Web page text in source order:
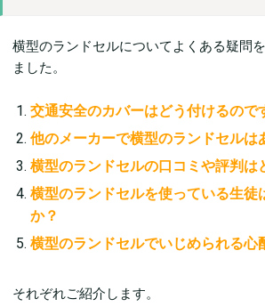
横型のランドセルについてよくある疑問
ました。
交通安全のカバーはどう付けるので
他のメーカーで横型のランドセルは
横型のランドセルの口コミや評判は
横型のランドセルを使っている生徒
か？
横型のランドセルでいじめられる心
それぞれご紹介します。